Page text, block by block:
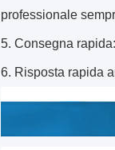
professionale
5. Consegna
6. Risposta rapida